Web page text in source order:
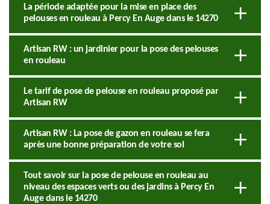
La période adaptée pour la mise en place des
pelouses en rouleau à Percy En Auge dans le 14270
Artisan RW : un jardinier pour la pose des pelouses
en rouleau
Le tarif de pose de pelouse en rouleau proposé par
Artisan RW
Artisan RW : La pose de gazon en rouleau se fera
après une bonne préparation de votre sol
Tout savoir sur la pose de pelouse en rouleau au
niveau des espaces verts ou des jardins à Percy En
Auge dans le 14270